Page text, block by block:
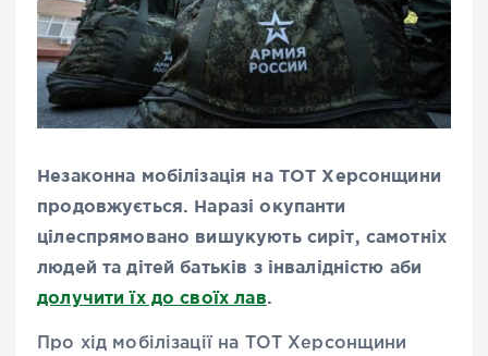
Незаконна мобілізація на ТОТ Херсонщини
продовжується. Наразі окупанти
цілеспрямовано вишукують сиріт, самотніх
людей та дітей батьків з інвалідністю аби
долучити їх до своїх лав.
Про хід мобілізації на ТОТ Херсонщини